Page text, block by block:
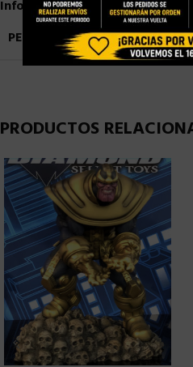
Información adicional
PESO
PRODUCTOS